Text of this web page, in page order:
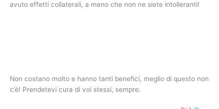
avuto effetti collaterali, a meno che non ne siete intolleranti!
Non costano molto e hanno tanti benefici, meglio di questo non
c’è! Prendetevi cura di voi stessi, sempre.